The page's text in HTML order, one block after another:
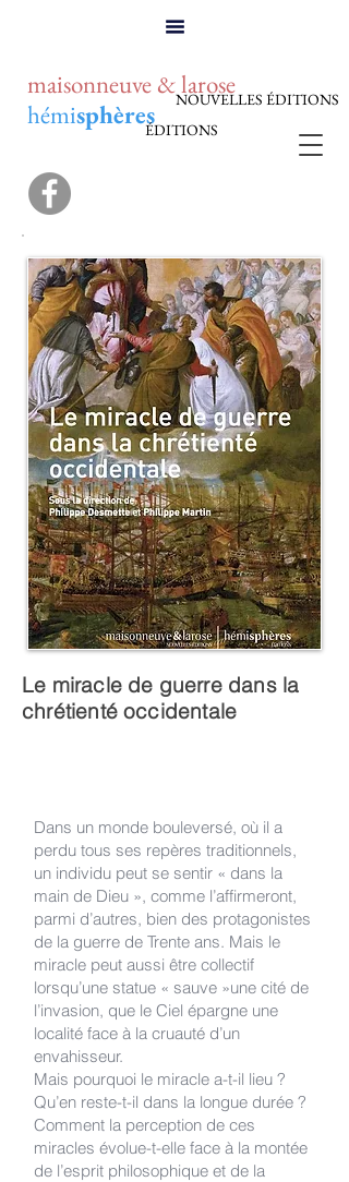
hémisphèresÉDITIONS
maisonneuve & laroseNOUVELLES ÉDITIONS
Le miracle de guerre dans la
chrétienté occidentale
Dans un monde bouleversé, où il a
perdu tous ses repères traditionnels,
un individu peut se sentir « dans la
main de Dieu », comme l’affirmeront,
parmi d’autres, bien des protagonistes
de la guerre de Trente ans. Mais le
miracle peut aussi être collectif
lorsqu’une statue « sauve »une cité de
l’invasion, que le Ciel épargne une
localité face à la cruauté d’un
envahisseur.
Mais pourquoi le miracle a-t-il lieu ?
Qu’en reste-t-il dans la longue durée ?
Comment la perception de ces
miracles évolue-t-elle face à la montée
de l’esprit philosophique et de la